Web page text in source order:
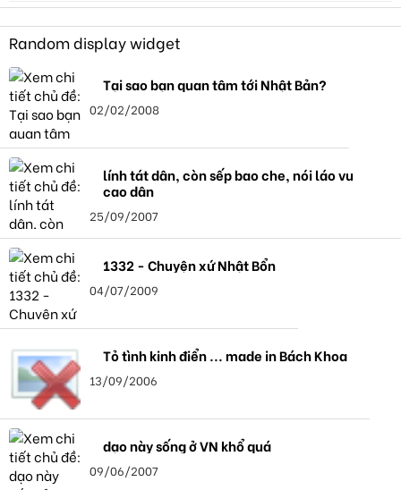
Random display widget
Tại sao bạn quan tâm tới Nhật Bản?
02/02/2008
lính tát dân, còn sếp bao che, nói láo vu
cao dân
25/09/2007
1332 - Chuyện xứ Nhật Bổn
04/07/2009
Tỏ tình kinh điển ... made in Bách Khoa
13/09/2006
dạo này sống ở VN khổ quá
09/06/2007